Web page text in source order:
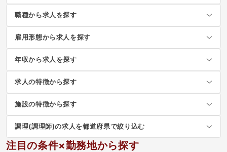
職種から求人を探す
雇用形態から求人を探す
年収から求人を探す
求人の特徴から探す
施設の特徴から探す
調理(調理師)の求人を都道府県で絞り込む
注目の条件×勤務地から探す